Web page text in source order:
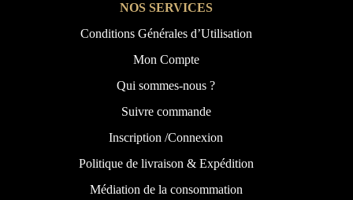
NOS SERVICES
Conditions Générales d’Utilisation
Mon Compte
Qui sommes-nous ?
Suivre commande
Inscription /Connexion
Politique de livraison & Expédition
Médiation de la consommation